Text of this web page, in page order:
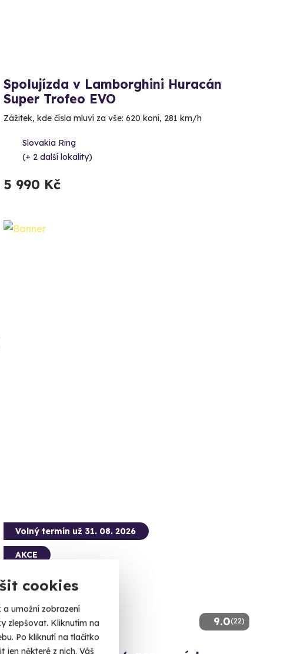
cookies
umožní zobrazení
zlepšovat. Kliknutím na
Po kliknutí na tlačítko
některé z nich. Váš
Spolujízda v Lamborghini Huracán
Super Trofeo EVO
Zážitek, kde čísla mluví za vše: 620 koní, 281 km/h
Slovakia Ring
(+ 2 další lokality)
5 990 Kč
9.0(22)
Volný termín už 31. 08. 2026
AKCE